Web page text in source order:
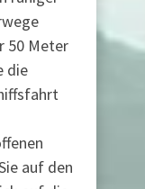
50 Meter
die
auf den